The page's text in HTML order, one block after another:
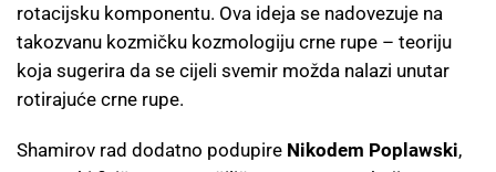
rotacijsku komponentu. Ova ideja se nadovezuje na
takozvanu kozmičku kozmologiju crne rupe – teoriju
koja sugerira da se cijeli svemir možda nalazi unutar
rotirajuće crne rupe.
Shamirov rad dodatno podupire Nikodem Poplawski,